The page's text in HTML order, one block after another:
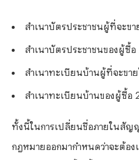
สำเนาบัตรประชาชนผู้ที่จะข
สำเนาบัตรประชาชนของผู้ซื้อ
สำเนาทะเบียนบ้านผู้ที่จะขา
สำเนาทะเบียนบ้านของผู้ซื้อ
ทั้งนี้ในการเปลี่ยนชื่อภายในสัญ
กฎหมายออกมากำหนดว่าจะต้อง